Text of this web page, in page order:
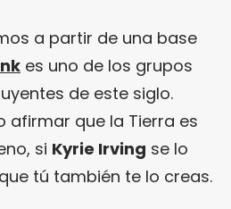
a partir de una base
es uno de los grupos
de este siglo.
afirmar que la Tierra es
si Kyrie Irving se lo
tú también te lo creas.